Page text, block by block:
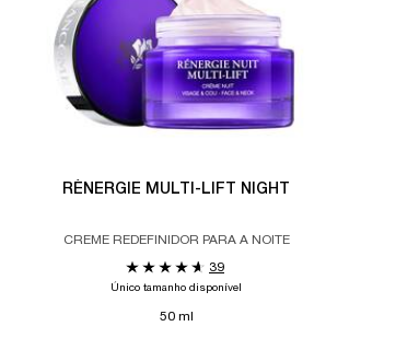
RÉNERGIE MULTI-LIFT NIGHT
CREME REDEFINIDOR PARA A NOITE
39
Único tamanho disponível
50 ml